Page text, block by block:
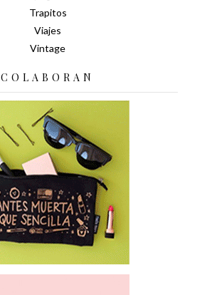
Trapitos
Viajes
Vintage
COLABORAN